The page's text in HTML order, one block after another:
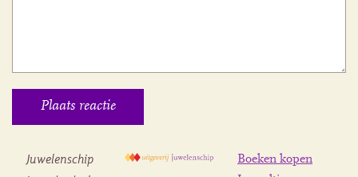
Juwelenschip
Boeken kopen